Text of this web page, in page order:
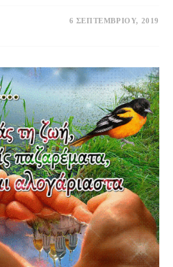
6 ΣΕΠΤΕΜΒΡΊΟΥ, 2019